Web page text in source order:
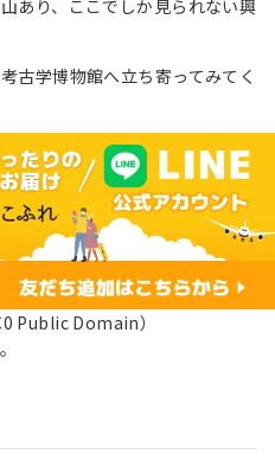
あり、ここでしか見られない興
古学博物館へ立ち寄ってみてく
Public Domain）